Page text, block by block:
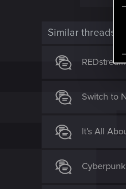
e
l
t
i
o
:
Similar threads
Switch to
It’s All